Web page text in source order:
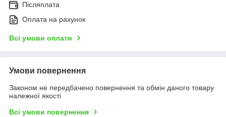
Післяплата
Оплата на рахунок
Всі умови оплати
Умови повернення
Законом не передбачено повернення та обмін даного товару
належної якості
Всі умови повернення